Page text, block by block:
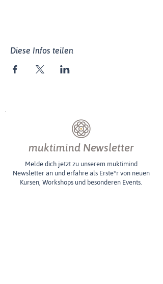
Diese Infos teilen
muktimind Newsletter
Melde dich jetzt zu unserem muktimind
Newsletter an und erfahre als Erste*r von neuen
Kursen, Workshops und besonderen Events.